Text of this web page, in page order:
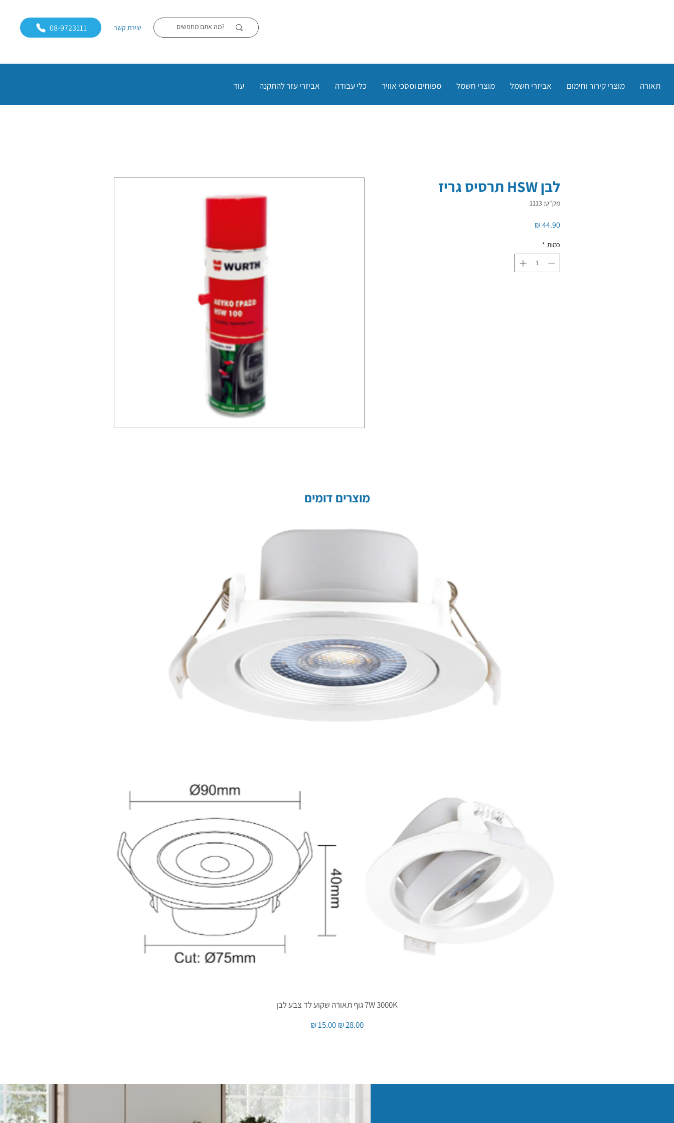
08-9723111 יצירת קשר
תאורה מוצרי קירור וחימום אביזרי חשמל מוצרי חשמל מפוחים ומסכי אוויר כלי עבודה אביזרי עזר להתקנה עוד
לבן HSW תרסיס גריז
מק"ט: 1113
כמות *
מוצרים דומים
7W 3000K גוף תאורה שקוע לד צבע לבן
מחיר רגילמחיר מבצע